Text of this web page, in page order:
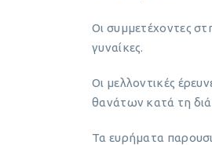
Οι συμμετέχοντες
γυναίκες.
Οι μελλοντικές
θανάτων κατά τη
Τα ευρήματα